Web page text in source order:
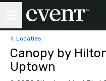
Locaties
Canopy by
Uptown